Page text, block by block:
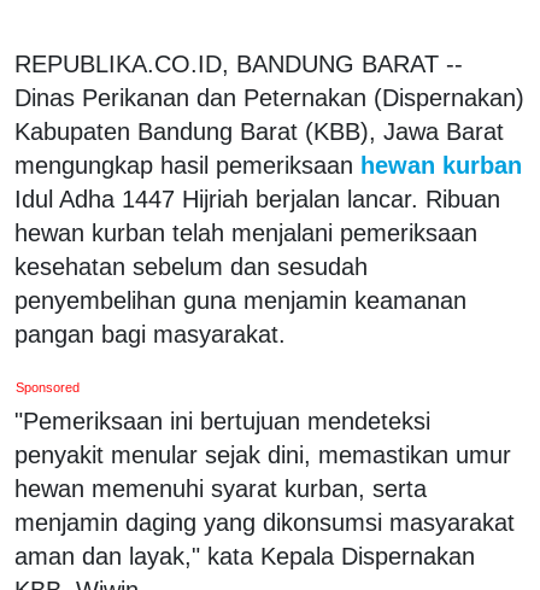
REPUBLIKA.CO.ID, BANDUNG BARAT --
Dinas Perikanan dan Peternakan (Dispernakan)
Kabupaten Bandung Barat (KBB), Jawa Barat
mengungkap hasil pemeriksaan hewan kurban
Idul Adha 1447 Hijriah berjalan lancar. Ribuan
hewan kurban telah menjalani pemeriksaan
kesehatan sebelum dan sesudah
penyembelihan guna menjamin keamanan
pangan bagi masyarakat.
Sponsored
"Pemeriksaan ini bertujuan mendeteksi
penyakit menular sejak dini, memastikan umur
hewan memenuhi syarat kurban, serta
menjamin daging yang dikonsumsi masyarakat
aman dan layak," kata Kepala Dispernakan